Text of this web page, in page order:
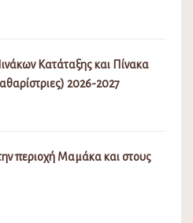
Κατάταξης και Πίνακα
2026-2027
περιοχή Μαμάκα και στους